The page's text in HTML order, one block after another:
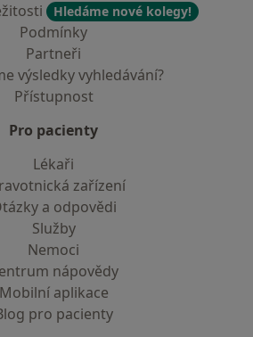
Hledáme nové kolegy!
Podmínky
Partneři
výsledky vyhledávání?
Přístupnost
Pro pacienty
Lékaři
zařízení
a odpovědi
Služby
Nemoci
nápovědy
Mobilní aplikace
pro pacienty